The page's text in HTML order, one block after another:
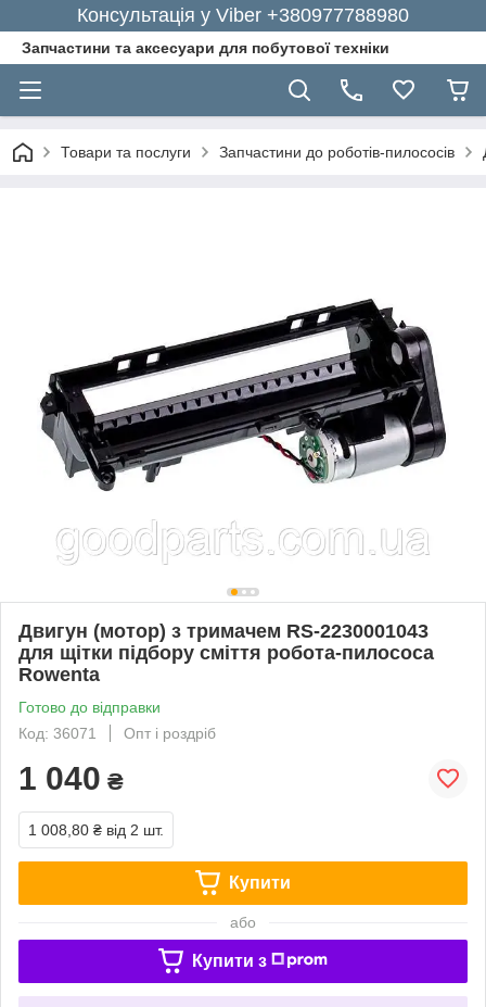
Консультація у Viber +380977788980
Запчастини та аксесуари для побутової техніки
Товари та послуги Запчастини до роботів-пилососів
Двигун (мотор) з тримачем RS-2230001043
для щітки підбору сміття робота-пилососа
Rowenta
Готово до відправки
Код: 36071
Опт і роздріб
1 040 ₴
1 008,80 ₴ від 2 шт.
Купити
або
Купити з